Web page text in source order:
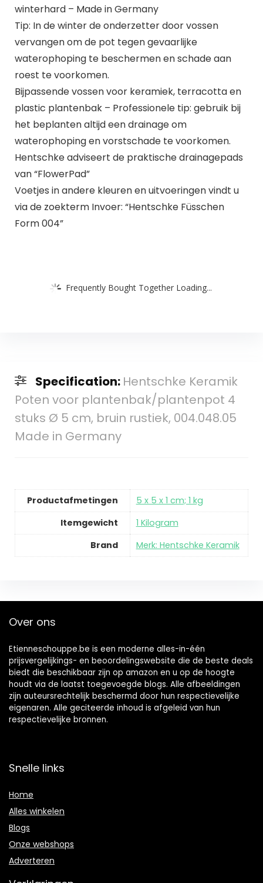
winterhard – Made in Germany
Tip: In de winter de onderzetter door vossen
vervangen om de pot tegen gevaarlijke
waterophoping te beschermen en schade aan
roest te voorkomen.
Bijpassende vossen voor keramiek, terracotta en
plastic plantenbak – Professionele tip: gebruik bij
het beplanten altijd een drainage om
waterophoping en vorstschade te voorkomen.
Hentschke adviseert de praktische drainagepads
van “FlowerPad”
Voetjes in andere kleuren en uitvoeringen vindt u
via de zoekterm Invoer: “Hentschke Füsschen
Form 004”
Frequently Bought Together Loading...
Specification: Hentschke Keramik
Poten voor plantenbak/plantenpot 4
stuks Ø 5 cm, bruin rustiek, 004.048.05
Made in Germany
Productafmetingen
‎5 x 5 x 1 cm; 1 kg
Itemgewicht
‎1 Kilogram
Brand
Merk: Hentschke Keramik
Over ons
Etienneschouppe.be is een moderne alles-in-één
prijsvergelijkings- en beoordelingswebsite die de beste deals
biedt die beschikbaar zijn op amazon en u op de hoogte
houdt via de laatst toegevoegde blogs. Alle afbeeldingen
zijn auteursrechtelijk beschermd door hun respectievelijke
eigenaren. Alle geciteerde inhoud is afgeleid van hun
respectievelijke bronnen.
Snelle links
Home
Alles winkelen
Blogs
Onze webshops
Adverteren